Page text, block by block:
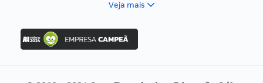
Concurso Ibama
Concurso MPU
Editais publicados
Veja mais